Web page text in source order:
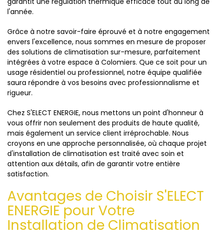
l'année.
Grâce à notre savoir-faire éprouvé et à notre engagement
envers l'excellence, nous sommes en mesure de proposer
des solutions de climatisation sur-mesure, parfaitement
intégrées à votre espace à Colomiers. Que ce soit pour un
usage résidentiel ou professionnel, notre équipe qualifiée
saura répondre à vos besoins avec professionnalisme et
rigueur.
Chez S'ELECT ENERGIE, nous mettons un point d'honneur à
vous offrir non seulement des produits de haute qualité,
mais également un service client irréprochable. Nous
croyons en une approche personnalisée, où chaque projet
d'installation de climatisation est traité avec soin et
attention aux détails, afin de garantir votre entière
satisfaction.
Avantages de Choisir S'ELECT
ENERGIE pour Votre
Installation de Climatisation